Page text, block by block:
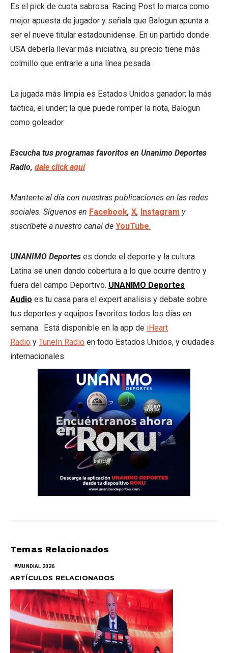
Es el pick de cuota sabrosa: Racing Post lo marca como
mejor apuesta de jugador y señala que Balogun apunta a
ser el nueve titular estadounidense. En un partido donde
USA debería llevar más iniciativa, su precio tiene más
colmillo que entrarle a una línea pesada.
La jugada más limpia es Estados Unidos ganador; la más
táctica, el under; la que puede romper la nota, Balogun
como goleador.
Escucha tus programas favoritos en Unanimo Deportes
Radio, dale click aquí
Mantente al día con nuestras publicaciones en las redes
sociales. Síguenos en Facebook, X, Instagram y
suscríbete a nuestro canal de YouTube.
UNANIMO Deportes es donde el deporte y la cultura
Latina se unen dando cobertura a lo que ocurre dentro y
fuera del campo Deportivo. UNANIMO Deportes
Audio es tu casa para el expert analisis y debate sobre
tus deportes y equipos favoritos todos los días en
semana. Está disponible en la app de iHeart
Radio y TuneIn Radio en todo Estados Unidos, y ciudades
internacionales.
Temas Relacionados
MUNDIAL 2026
ARTÍCULOS RELACIONADOS